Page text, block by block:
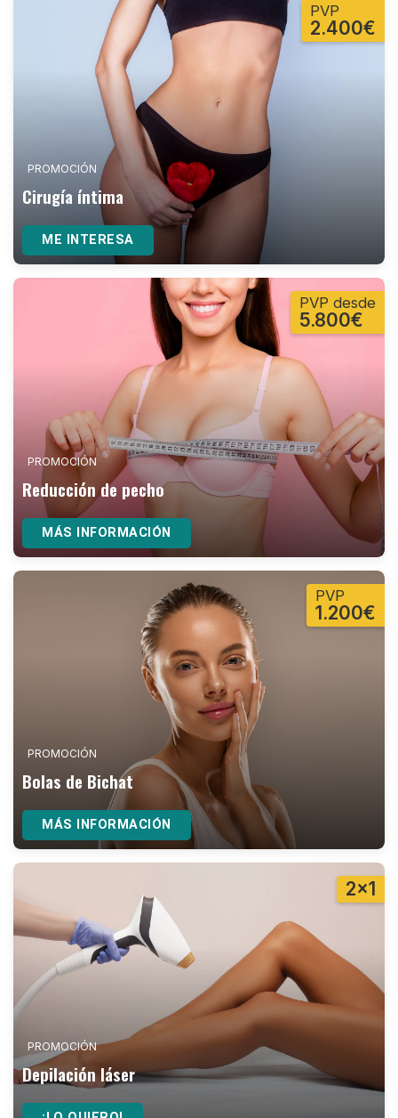
PROMOCIÓN
Cirugía íntima
ME INTERESA
PVP
2.400€
PROMOCIÓN
Reducción de pecho
MÁS INFORMACIÓN
PVP desde
5.800€
PROMOCIÓN
Bolas de Bichat
MÁS INFORMACIÓN
PVP
1.200€
PROMOCIÓN
Depilación láser
2x1